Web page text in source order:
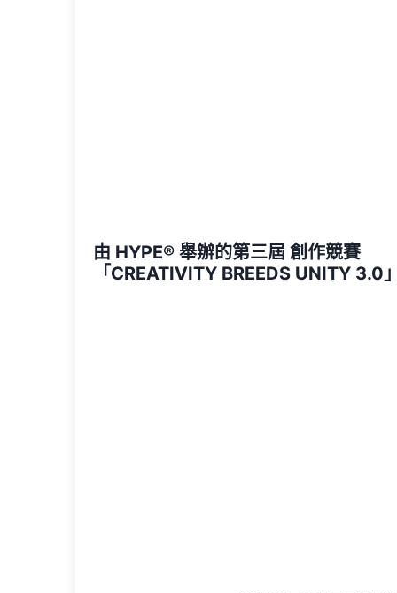
由 HYPE®️ 舉辦的第三屆 創作競賽
「CREATIVITY BREEDS UNITY 3.0